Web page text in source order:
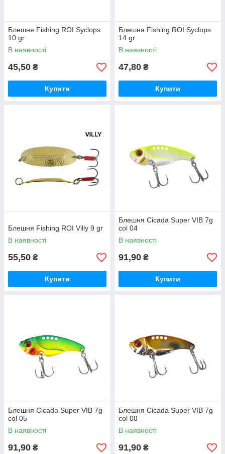
Блешня Fishing ROI Syclops
10 gr
В наявності
45,50 ₴
Купити
Блешня Fishing ROI Syclops
14 gr
В наявності
47,80 ₴
Купити
Блешня Fishing ROI Villy 9 gr
В наявності
55,50 ₴
Купити
Блешня Cicada Super VIB 7g
col 04
В наявності
91,90 ₴
Купити
Блешня Cicada Super VIB 7g
col 05
В наявності
91,90 ₴
Блешня Cicada Super VIB 7g
col 08
В наявності
91,90 ₴